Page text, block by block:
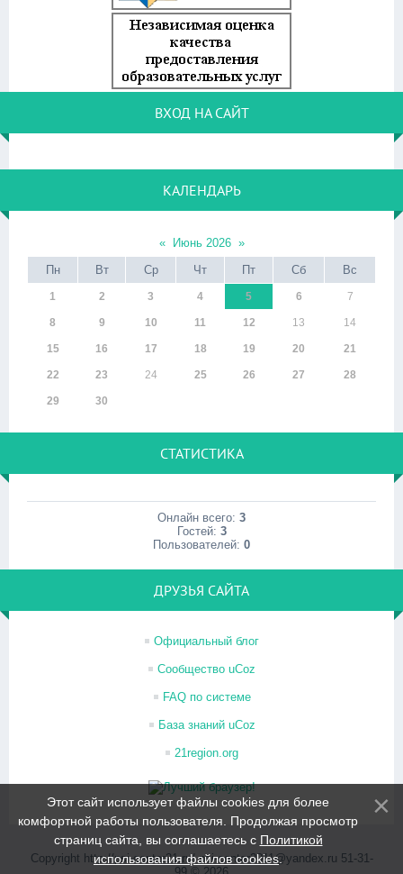
ВХОД НА САЙТ
КАЛЕНДАРЬ
« Июнь 2026 »
Пн
Вт Ср Чт Пт Сб Вс
1 2 3 4 5 6 7
8 9 10 11 12 13 14
15 16 17 18 19 20 21
22 23 24 25 26 27 28
29 30
СТАТИСТИКА
Онлайн всего: 3
Гостей: 3
Пользователей: 0
ДРУЗЬЯ САЙТА
Официальный блог
Сообщество uCoz
FAQ по системе
База знаний uCoz
21region.org
Copyright http://psi-center21.ru/ psi-center2011@yandex.ru 51-31-
Этот сайт использует файлы cookies для более
комфортной работы пользователя. Продолжая просмотр
страниц сайта, вы соглашаетесь с Политикой
использования файлов cookies.